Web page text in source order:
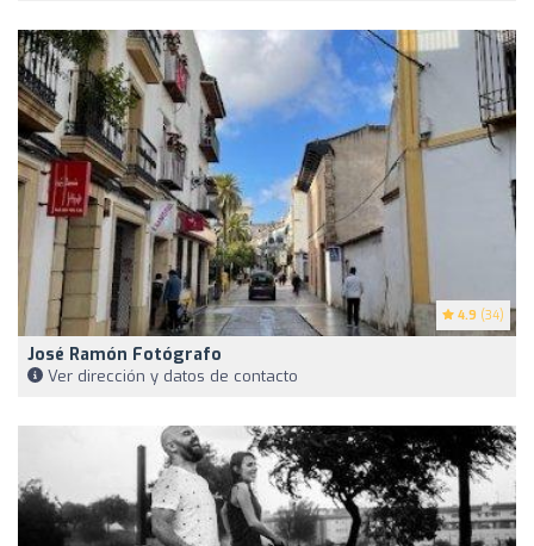
4.9 (34)
José Ramón Fotógrafo
Ver dirección y datos de contacto